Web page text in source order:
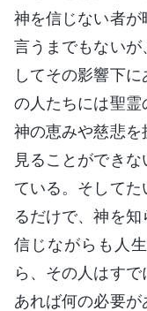
神を信じない者
言うまでもないが
してその影響下
の人たちには聖霊
神の恵みや慈悲を
見ることができ
ている。そして
るだけで、神を
信じながらも人
ら、その人はす
あれば何の必要